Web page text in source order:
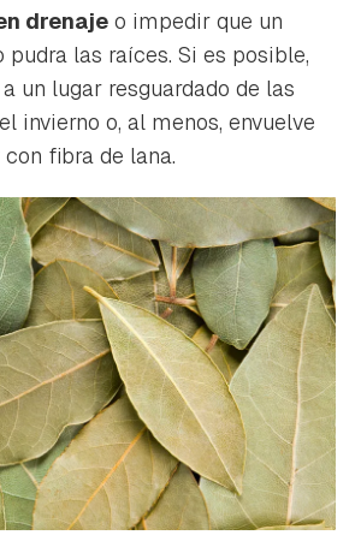
drenaje o impedir que un
pudra las raíces. Si es posible,
un lugar resguardado de las
invierno o, al menos, envuelve
fibra de lana.